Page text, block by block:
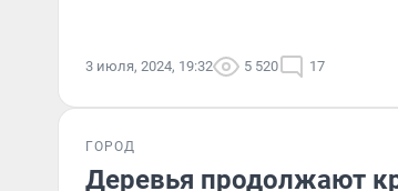
3 июля, 2024, 19:32 5 520 17
ГОРОД
Деревья продолжают